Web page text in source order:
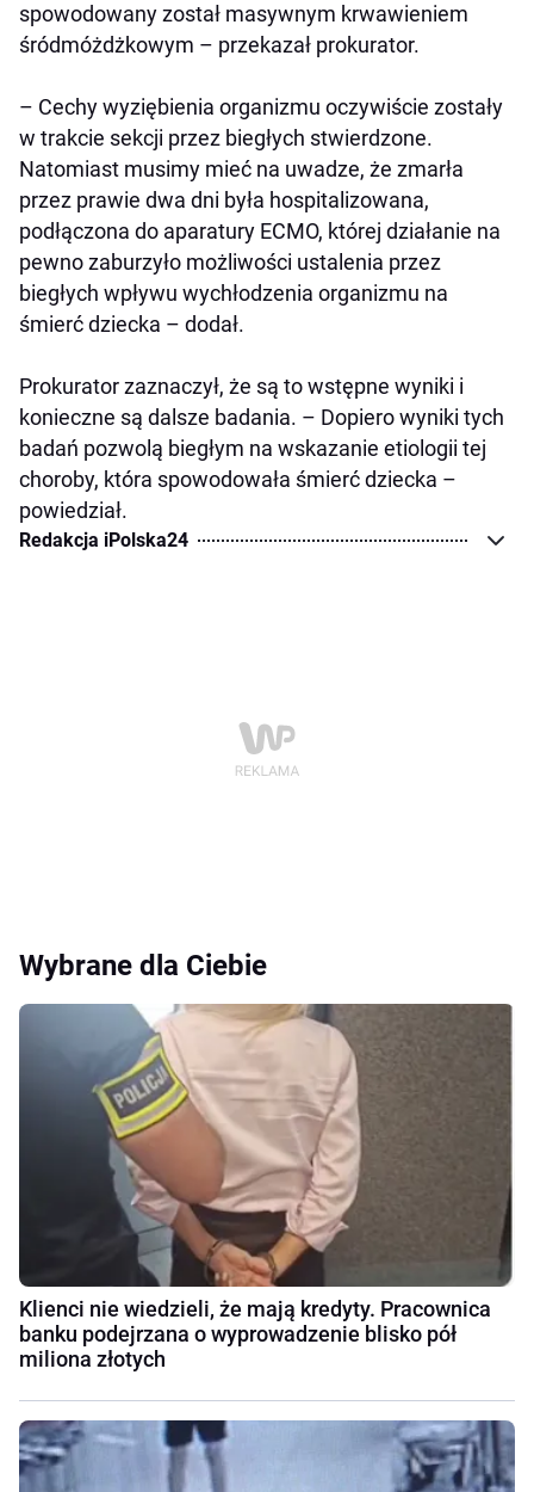
spowodowany został masywnym krwawieniem
śródmóżdżkowym – przekazał prokurator.
– Cechy wyziębienia organizmu oczywiście zostały
w trakcie sekcji przez biegłych stwierdzone.
Natomiast musimy mieć na uwadze, że zmarła
przez prawie dwa dni była hospitalizowana,
podłączona do aparatury ECMO, której działanie na
pewno zaburzyło możliwości ustalenia przez
biegłych wpływu wychłodzenia organizmu na
śmierć dziecka – dodał.
Prokurator zaznaczył, że są to wstępne wyniki i
konieczne są dalsze badania. – Dopiero wyniki tych
badań pozwolą biegłym na wskazanie etiologii tej
choroby, która spowodowała śmierć dziecka –
powiedział.
Redakcja iPolska24
Wybrane dla Ciebie
Klienci nie wiedzieli, że mają kredyty. Pracownica
banku podejrzana o wyprowadzenie blisko pół
miliona złotych